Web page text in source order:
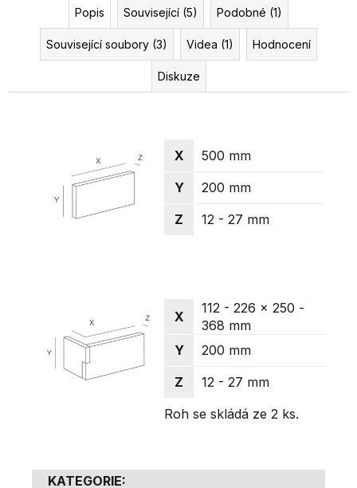
Popis Související (5) Podobné (1)
Související soubory (3) Videa (1) Hodnocení
Diskuze
X
500 mm
Y
200 mm
Z
12 - 27 mm
X
112 - 226 x 250 -
368 mm
Y
200 mm
Z
12 - 27 mm
Roh se skládá ze 2 ks.
KATEGORIE: